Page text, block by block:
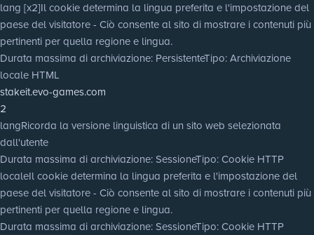
lang [x2]Il cookie determina la lingua preferita e l'impostazione del
paese del visitatore - Ciò consente al sito di mostrare i contenuti più
pertinenti per quella regione e lingua.
Durata massima di archiviazione: PersistenteTipo: Archiviazione
locale HTML
stakeit.evo-games.com
2
langRicorda la versione linguistica di un sito web selezionata
dall'utente
Durata massima di archiviazione: SessioneTipo: Cookie HTTP
localeIl cookie determina la lingua preferita e l'impostazione del
paese del visitatore - Ciò consente al sito di mostrare i contenuti più
pertinenti per quella regione e lingua.
Durata massima di archiviazione: SessioneTipo: Cookie HTTP